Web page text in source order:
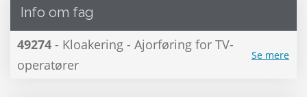
Info om fag
49274 - Kloakering - Ajorføring for TV-
operatører
Se mere